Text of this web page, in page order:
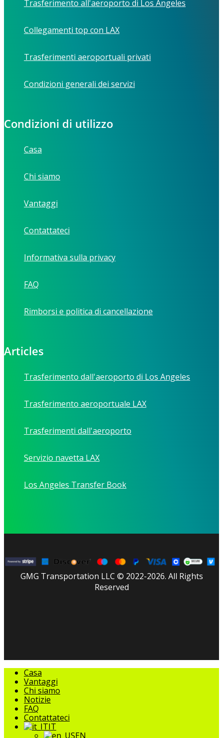
Trasferimento all'aeroporto di Los Angeles
Collegamenti top con LAX
Trasferimenti aeroportuali privati
Condizioni generali dei servizi
Condizioni di utilizzo
Casa
Chi siamo
Vantaggi
Contattateci
Informativa sulla privacy
FAQ
Rimborsi e politica di cancellazione
Articles
Trasferimento dall'aeroporto di Los Angeles
Trasferimento aeroportuale LAX
Trasferimenti dall'aeroporto
Servizio navetta LAX
Los Angeles Transfer Book
GMG Transportation LLC © 2022-2026. All Rights
Reserved
Chiudere
menu
Casa
Vantaggi
Chi siamo
Notizie
FAQ
Contattateci
IT
EN